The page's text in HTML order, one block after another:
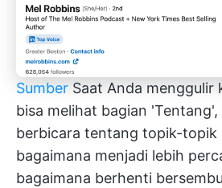
Sumber Saat Anda menggulir
bisa melihat bagian 'Tentang',
berbicara tentang topik-topik
bagaimana menjadi lebih
bagaimana berhenti